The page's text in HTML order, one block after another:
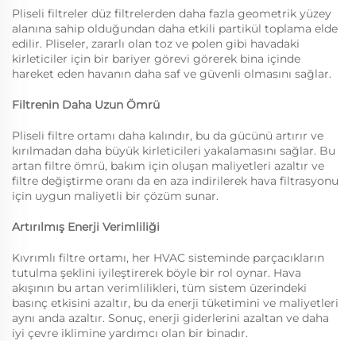
Pliseli filtreler düz filtrelerden daha fazla geometrik yüzey
alanına sahip olduğundan daha etkili partikül toplama elde
edilir. Pliseler, zararlı olan toz ve polen gibi havadaki
kirleticiler için bir bariyer görevi görerek bina içinde
hareket eden havanın daha saf ve güvenli olmasını sağlar.
Filtrenin Daha Uzun Ömrü
Pliseli filtre ortamı daha kalındır, bu da gücünü artırır ve
kırılmadan daha büyük kirleticileri yakalamasını sağlar. Bu
artan filtre ömrü, bakım için oluşan maliyetleri azaltır ve
filtre değiştirme oranı da en aza indirilerek hava filtrasyonu
için uygun maliyetli bir çözüm sunar.
Artırılmış Enerji Verimliliği
Kıvrımlı filtre ortamı, her HVAC sisteminde parçacıkların
tutulma şeklini iyileştirerek böyle bir rol oynar. Hava
akışının bu artan verimlilikleri, tüm sistem üzerindeki
basınç etkisini azaltır, bu da enerji tüketimini ve maliyetleri
aynı anda azaltır. Sonuç, enerji giderlerini azaltan ve daha
iyi çevre iklimine yardımcı olan bir binadır.